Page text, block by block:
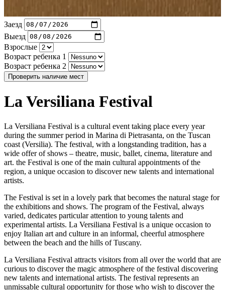
Заезд
Выезд
Взрослые
Возраст ребенка 1
Возраст ребенка 2
Проверить наличие мест
La Versiliana Festival
La Versiliana Festival is a cultural event taking place every year
during the summer period in Marina di Pietrasanta, on the Tuscan
coast (Versilia). The festival, with a longstanding tradition, has a
wide offer of shows – theatre, music, ballet, cinema, literature and
art. the Festival is one of the main cultural appointments of the
region, a unique occasion to discover new talents and international
artists.
The Festival is set in a lovely park that becomes the natural stage for
the exhibitions and shows. The program of the Festival, always
varied, dedicates particular attention to young talents and
experimental artists. La Versiliana Festival is a unique occasion to
enjoy Italian art and culture in an informal, cheerful atmosphere
between the beach and the hills of Tuscany.
La Versiliana Festival attracts visitors from all over the world that are
curious to discover the magic atmosphere of the festival discovering
new talents and international artists. The festival represents an
unmissable cultural opportunity for those who wish to discover the